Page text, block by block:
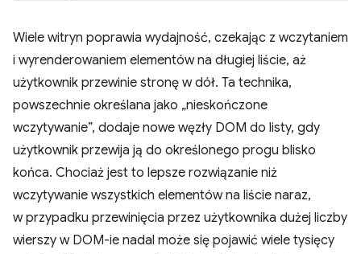
Wiele witryn poprawia wydajność, czekając z wczytaniem
i wyrenderowaniem elementów na długiej liście, aż
użytkownik przewinie stronę w dół. Ta technika,
powszechnie określana jako „nieskończone
wczytywanie”, dodaje nowe węzły DOM do listy, gdy
użytkownik przewija ją do określonego progu blisko
końca. Chociaż jest to lepsze rozwiązanie niż
wczytywanie wszystkich elementów na liście naraz,
w przypadku przewinięcia przez użytkownika dużej liczby
wierszy w DOM-ie nadal może się pojawić wiele tysięcy